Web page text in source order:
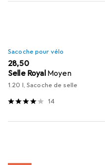
Sacoche pour vélo
EUR
28,50
Selle Royal Moyen
1.20 l, Sacoche de selle
14